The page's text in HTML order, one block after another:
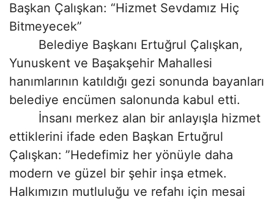
Başkan Çalışkan: “Hizmet Sevdamız Hiç
Bitmeyecek”
Belediye Başkanı Ertuğrul Çalışkan,
Yunuskent ve Başakşehir Mahallesi
hanımlarının katıldığı gezi sonunda bayanları
belediye encümen salonunda kabul etti.
İnsanı merkez alan bir anlayışla hizmet
ettiklerini ifade eden Başkan Ertuğrul
Çalışkan: ”Hedefimiz her yönüyle daha
modern ve güzel bir şehir inşa etmek.
Halkımızın mutluluğu ve refahı için mesai